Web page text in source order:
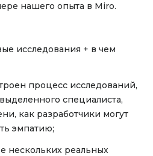
нашего опыта в Miro.
исследования + в чем
процесс исследований,
специалиста,
как разработчики могут
эмпатию;
нескольких реальных